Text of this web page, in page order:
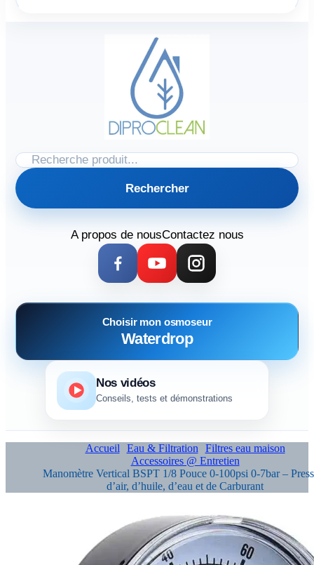
Rechercher
A propos de nousContactez nous
Choisir mon osmoseur
Waterdrop
Nos vidéos
Conseils, tests et démonstrations
Accueil Eau & Filtration
Filtres eau maison
Accessoires @ Entretien
Manomètre Vertical BSPT 1/8 Pouce 0-100psi 0-7bar –
d’air, d’huile, d’eau et de Carburant